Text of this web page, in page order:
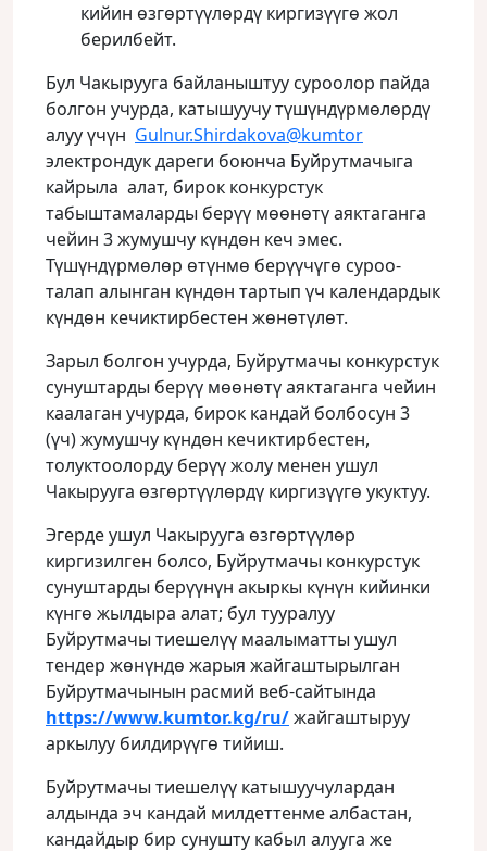
кийин өзгөртүүлөрдү киргизүүгө жол
берилбейт.
Бул Чакырууга байланыштуу суроолор пайда
болгон учурда, катышуучу түшүндүрмөлөрдү
алуу үчүн Gulnur.Shirdakova@kumtor
электрондук дареги боюнча Буйрутмачыга
кайрыла алат, бирок конкурстук
табыштамаларды берүү мөөнөтү аяктаганга
чейин 3 жумушчу күндөн кеч эмес.
Түшүндүрмөлөр өтүнмө берүүчүгө суроо-
талап алынган күндөн тартып үч календардык
күндөн кечиктирбестен жөнөтүлөт.
Зарыл болгон учурда, Буйрутмачы конкурстук
сунуштарды берүү мөөнөтү аяктаганга чейин
каалаган учурда, бирок кандай болбосун 3
(үч) жумушчу күндөн кечиктирбестен,
толуктоолорду берүү жолу менен ушул
Чакырууга өзгөртүүлөрдү киргизүүгө укуктуу.
Эгерде ушул Чакырууга өзгөртүүлөр
киргизилген болсо, Буйрутмачы конкурстук
сунуштарды берүүнүн акыркы күнүн кийинки
күнгө жылдыра алат; бул тууралуу
Буйрутмачы тиешелүү маалыматты ушул
тендер жөнүндө жарыя жайгаштырылган
Буйрутмачынын расмий веб-сайтында
https://www.kumtor.kg/ru/жайгаштыруу
аркылуу билдирүүгө тийиш.
Буйрутмачы тиешелүү катышуучулардан
алдында эч кандай милдеттенме албастан,
кандайдыр бир сунушту кабыл алууга же